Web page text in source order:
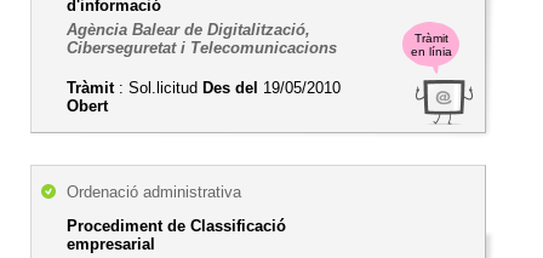
Tràmit
en línia
d'informació
Agència Balear de Digitalització,
Ciberseguretat i Telecomunicacions
Tràmit: Sol.licitud Des del 19/05/2010
Obert
Ordenació administrativa
Procediment de Classificació
empresarial